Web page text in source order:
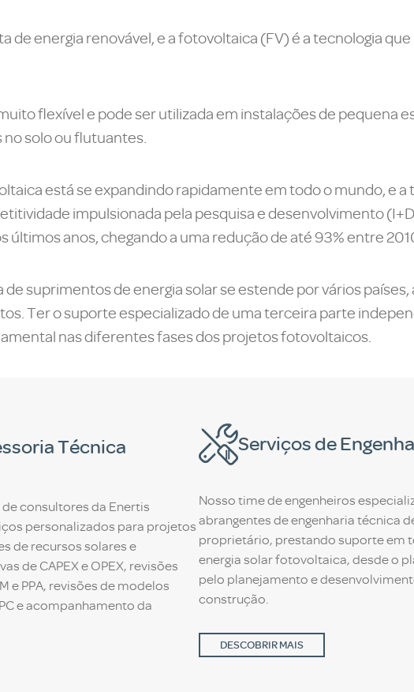
de energia renovável, e a fotovoltaica (FV) é a tecnologia
flexível e pode ser utilizada em instalações de pequena
solo ou flutuantes.
está se expandindo rapidamente em todo o mundo, e
impulsionada pela pesquisa e desenvolvimento
últimos anos, chegando a uma redução de até 93% entre
de suprimentos de energia solar se estende por vários
Ter o suporte especializado de uma terceira parte
nas diferentes fases dos projetos fotovoltaicos.
Técnica
consultores da Enertis
personalizados para projetos
de recursos solares e
de CAPEX e OPEX, revisões
e PPA, revisões de modelos
e acompanhamento da
Serviços de
Nosso time de engenheiros
abrangentes de engenharia técnica
proprietário, prestando suporte em
energia solar fotovoltaica, desde o
pelo planejamento e
construção.
DESCOBRIR MAIS